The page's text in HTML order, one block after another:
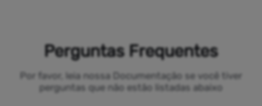
Perguntas Frequentes
Por favor, leia nossa Documentação se você tiver
perguntas que não estão listadas abaixo